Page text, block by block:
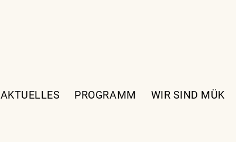
AKTUELLES PROGRAMM WIR SIND MÜK